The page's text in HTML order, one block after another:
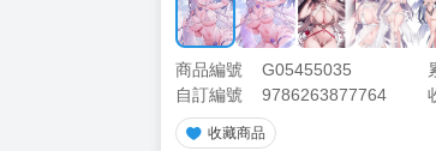
商品編號 G05455035
自訂編號
9786263877764
收藏商品